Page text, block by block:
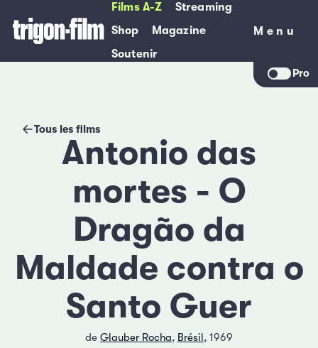
Films A-Z
Streaming
Shop
Magazine
Soutenir
Menu
Menu
Pro
Tous les films
Antonio das
mortes - O
Dragão da
Maldade contra o
Santo Guer
de Glauber Rocha, Brésil, 1969